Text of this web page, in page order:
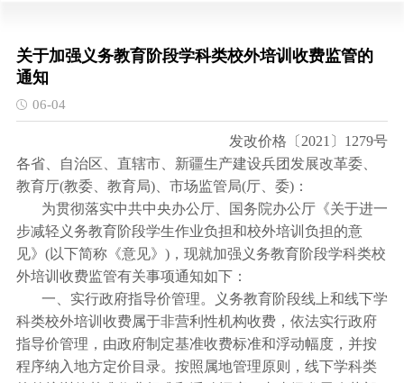
关于加强义务教育阶段学科类校外培训收费监管的
通知
06-04
发改价格〔2021〕1279号
各省、自治区、直辖市、新疆生产建设兵团发展改革委、
教育厅(教委、教育局)、市场监管局(厅、委)：
为贯彻落实中共中央办公厅、国务院办公厅《关于进一
步减轻义务教育阶段学生作业负担和校外培训负担的意
见》(以下简称《意见》)，现就加强义务教育阶段学科类校
外培训收费监管有关事项通知如下：
一、实行政府指导价管理。义务教育阶段线上和线下学
科类校外培训收费属于非营利性机构收费，依法实行政府
指导价管理，由政府制定基准收费标准和浮动幅度，并按
程序纳入地方定价目录。按照属地管理原则，线下学科类